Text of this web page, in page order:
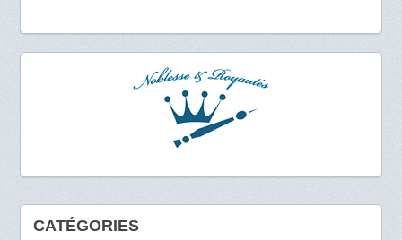
CATÉGORIES